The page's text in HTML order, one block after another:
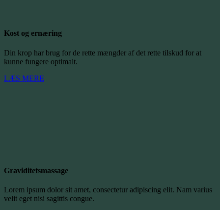
Kost og ernæring
Din krop har brug for de rette mængder af det rette tilskud for at
kunne fungere optimalt.
LÆS MERE
Graviditetsmassage
Lorem ipsum dolor sit amet, consectetur adipiscing elit. Nam varius
velit eget nisi sagittis congue.